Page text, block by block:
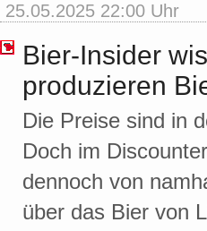
25.05.2025 22:00 Uhr
Bier-Insider
produzieren
Die Preise sind in
Doch im
dennoch von
über das Bier von